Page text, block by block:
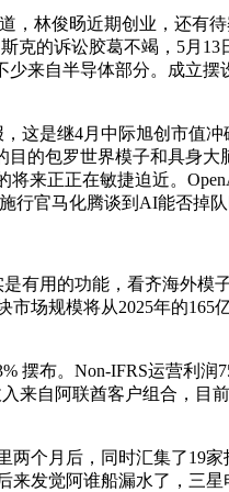
林俊旸近期创业，还有
的诉讼胶葛不竭，5月
来自半导体部分。成立
是继4月中际旭创市值
的包罗世界模子和具身大
来正正在敏捷迫近。
行官马化腾谈到AI能否掉队
用的功能，看齐海外模子
场规模将从2025年的165
布。Non-IFRS运营利润
来自阿联酋客户组合，目
个月后，同时汇集了19家
发觉阿谁船漏水了，三